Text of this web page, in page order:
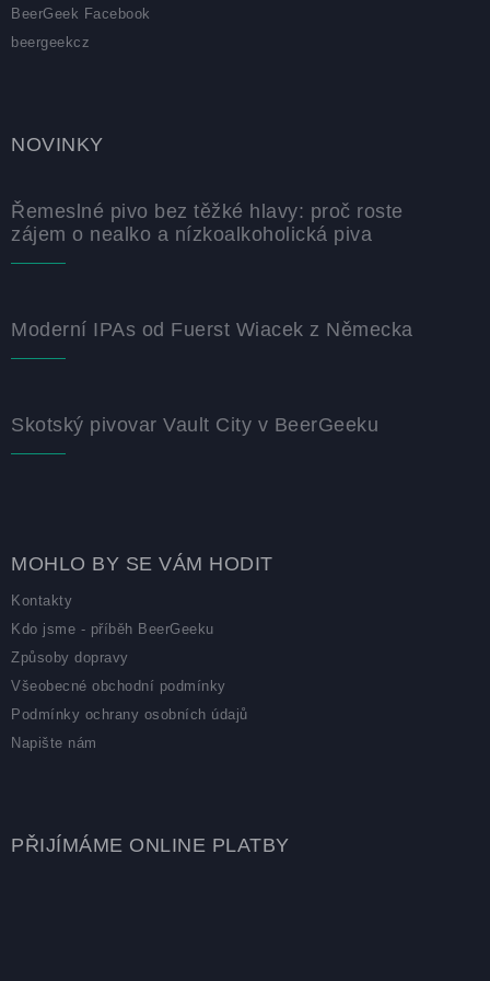
BeerGeek Facebook
beergeekcz
NOVINKY
Řemeslné pivo bez těžké hlavy: proč roste
zájem o nealko a nízkoalkoholická piva
Moderní IPAs od Fuerst Wiacek z Německa
Skotský pivovar Vault City v BeerGeeku
MOHLO BY SE VÁM HODIT
Kontakty
Kdo jsme - příběh BeerGeeku
Způsoby dopravy
Všeobecné obchodní podmínky
Podmínky ochrany osobních údajů
Napište nám
PŘIJÍMÁME ONLINE PLATBY